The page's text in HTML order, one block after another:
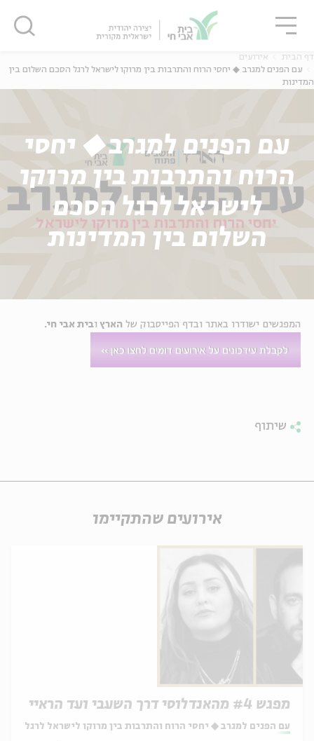
דף הבית
אירועים
עם הפנים למגרב ◆ יחסי הרוח והתרבות בין מרוקו לישראל לרגל הסכם השלום בין
המדינות
עם הפנים למגרב ◆ יחסי
הרוח והתרבות בין מרוקו
לישראל לרגל הסכם
השלום בין המדינות
המפגשים ישודרו באתר ובדף הפייסבוק של הארץ ובית אבי חי.
שיתוף
אירועים שהתקיימו
מפגש #4 מהאנדלוסי דרך השעבי ועד הראיי
מתוך:
עם הפנים למגרב ◆ יחסי הרוח והתרבות בין מרוקו לישראל לרגל
סגור